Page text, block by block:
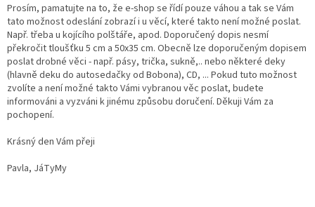
Prosím, pamatujte na to, že e-shop se řídí pouze váhou a tak se Vám
tato možnost odeslání zobrazí i u věcí, které takto není možné poslat.
Např. třeba u kojícího polštáře, apod. Doporučený dopis nesmí
překročit tloušťku 5 cm a 50x35 cm. Obecně lze doporučeným dopisem
poslat drobné věci - např. pásy, trička, sukně,.. nebo některé deky
(hlavně deku do autosedačky od Bobona), CD, ... Pokud tuto možnost
zvolíte a není možné takto Vámi vybranou věc poslat, budete
informováni a vyzváni k jinému způsobu doručení. Děkuji Vám za
pochopení.
Krásný den Vám přeji
Pavla, JáTyMy